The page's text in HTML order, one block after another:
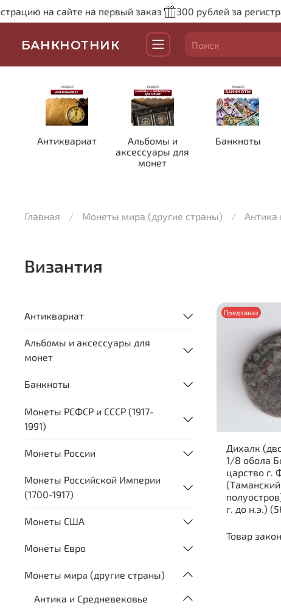
на сайте на первый заказ 300 рублей за
БАНКНОТНИК
Антиквариат
Альбомы и
аксессуары для
монет
Банкноты
Главная Монеты мира (другие страны) Антика
Византия
Предзаказ
Дихалк
1/8 обола
царство г.
(Таманский
г. до н.э.)
Товар
Антиквариат
Альбомы и аксессуары для
монет
Банкноты
Монеты РСФСР и СССР (1917-
1991)
Монеты России
Монеты Российской Империи
(1700-1917)
Монеты США
Монеты Евро
Монеты мира (другие страны)
Антика и Средневековье